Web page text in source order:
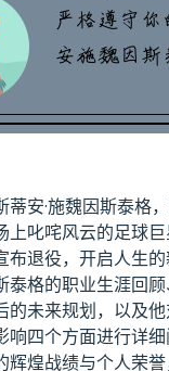
蒂安·施魏因斯泰格
上叱咤风云的足球
布退役，开启人生
泰格的职业生涯回
的未来规划，以及
响四个方面进行详
辉煌战绩与个人荣